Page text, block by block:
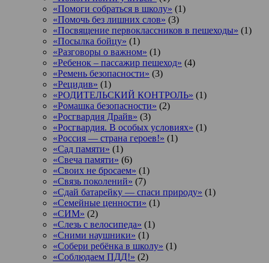
«Помоги собраться в школу» (1)
«Помочь без лишних слов» (3)
«Посвящение первоклассников в пешеходы» (1)
«Посылка бойцу» (1)
«Разговоры о важном» (1)
«Ребенок – пассажир пешеход» (4)
«Ремень безопасности» (3)
«Рецидив» (1)
«РОДИТЕЛЬСКИЙ КОНТРОЛЬ» (1)
«Ромашка безопасности» (2)
«Росгвардия Драйв» (3)
«Росгвардия. В особых условиях» (1)
«Россия — страна героев!» (1)
«Сад памяти» (1)
«Свеча памяти» (6)
«Своих не бросаем» (1)
«Связь поколений» (7)
«Сдай батарейку — спаси природу» (1)
«Семейные ценности» (1)
«СИМ» (2)
«Слезь с велосипеда» (1)
«Сними наушники» (1)
«Собери ребёнка в школу» (1)
«Соблюдаем ПДД!» (2)